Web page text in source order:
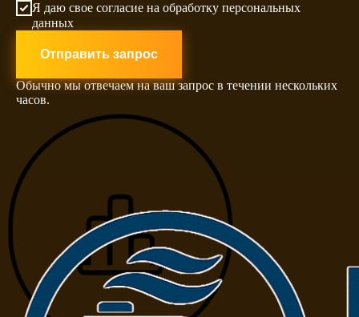
Я даю свое согласие на обработку персональных
данных
Отправить запрос
Обычно мы отвечаем на ваш запрос в течении нескольких
часов.